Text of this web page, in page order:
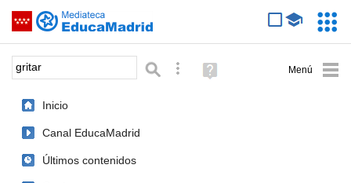
Saltar navegación
Palabra o frase: Búsqueda avanzada
Ayuda
(en
Inicio
Canal EducaMadrid
Últimos contenidos